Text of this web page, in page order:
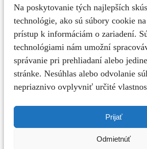
Na poskytovanie tých najlepších
technológie, ako sú súbory cookie
prístup k informáciám o zariadení.
technológiami nám umožní
správanie pri prehliadaní alebo
stránke. Nesúhlas alebo odvolanie
nepriaznivo ovplyvniť určité
Prijať
Odmietnúť
Mobil: *
Text správy: *
* povinné pole